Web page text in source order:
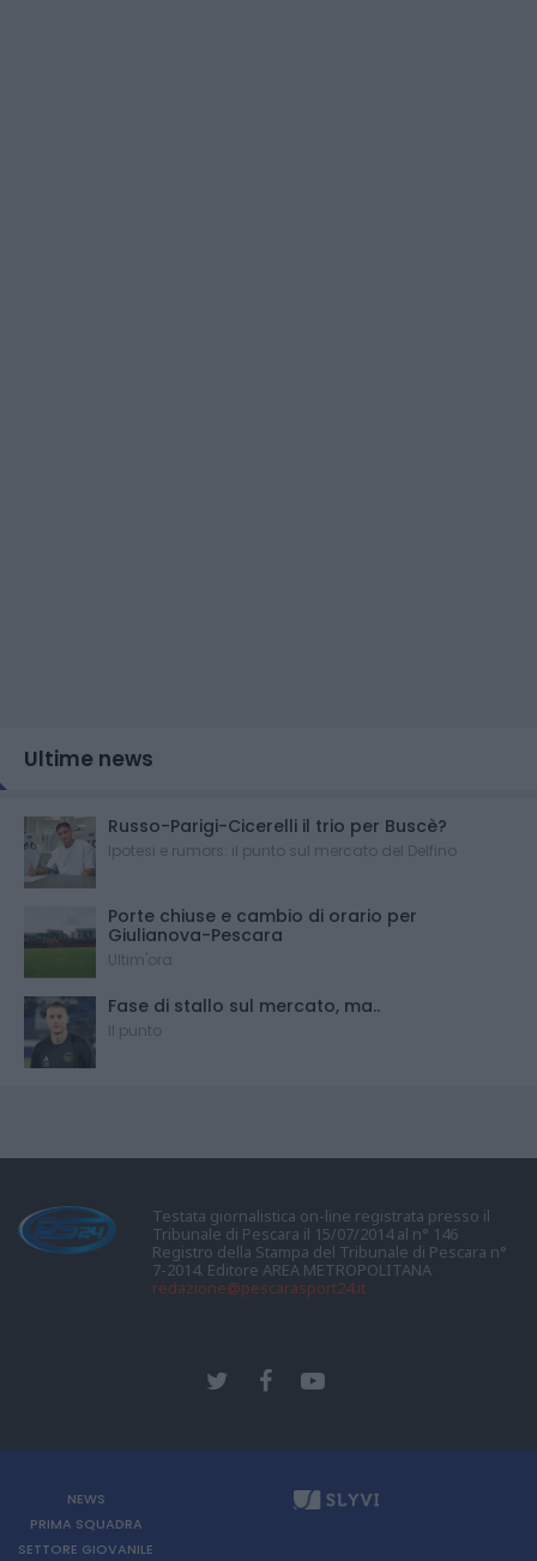
Ultime news
Russo-Parigi-Cicerelli il trio per Buscè?
Ipotesi e rumors: il punto sul mercato del Delfino
Porte chiuse e cambio di orario per
Giulianova-Pescara
Ultim'ora
Fase di stallo sul mercato, ma..
Il punto
Testata giornalistica on-line registrata presso il
Tribunale di Pescara il 15/07/2014 al n° 146
Registro della Stampa del Tribunale di Pescara n°
7-2014. Editore AREA METROPOLITANA
redazione@pescarasport24.it
NEWS
PRIMA SQUADRA
SETTORE GIOVANILE